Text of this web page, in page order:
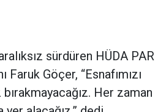
sürdüren HÜDA PAR
Faruk Göçer, “Esnafımızı
Her zaman